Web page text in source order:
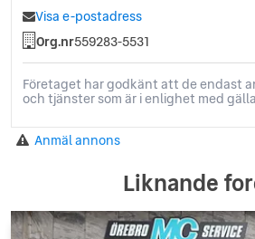
Visa e-postadress
Org.nr559283-5531
Företaget har godkänt att de endast
och tjänster som är i enlighet med
Anmäl annons
Liknande